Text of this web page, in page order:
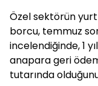
Özel sektörün yurt
borcu, temmuz
incelendiğinde, 1
anapara geri
tutarında